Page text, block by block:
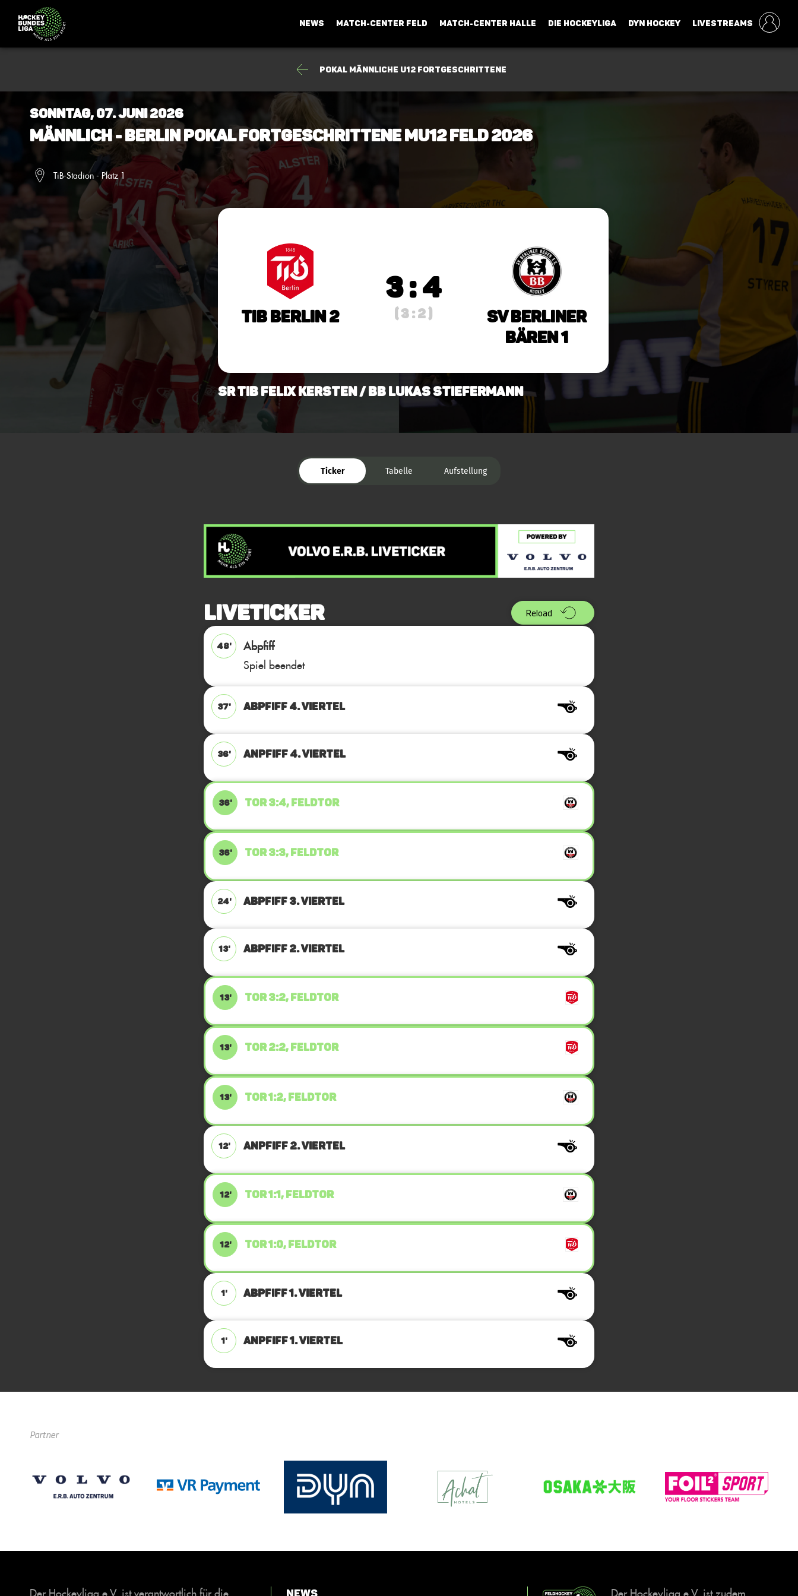
NEWS MATCH-CENTER FELD MATCH-CENTER HALLE DIE HOCKEYLIGA DYN HOCKEY LIVESTREAMS
Pokal männliche U12 Fortgeschrittene
Sonntag, 07. Juni 2026
Männlich - Berlin Pokal Fortgeschrittene mU12 Feld 2026
TiB-Stadion - Platz 1
TiB Berlin 2
3 : 4
( 3 : 2 )
SV Berliner
Bären 1
SR TiB Felix Kersten / BB Lukas Stiefermann
Ticker Tabelle Aufstellung
Liveticker Reload
48'
Abpfiff
Spiel beendet
37' ABPFIFF 4. Viertel
36' ANPFIFF 4. Viertel
36' TOR 3:4, FELDTOR
36' TOR 3:3, FELDTOR
24' ABPFIFF 3. Viertel
13' ABPFIFF 2. Viertel
13' TOR 3:2, FELDTOR
13' TOR 2:2, FELDTOR
13' TOR 1:2, FELDTOR
12' ANPFIFF 2. Viertel
12' TOR 1:1, FELDTOR
12' TOR 1:0, FELDTOR
1' ABPFIFF 1. Viertel
1' ANPFIFF 1. Viertel
Partner
Der Hockeyliga e.V. ist verantwortlich für die Der Hockeyliga e.V. ist zudem